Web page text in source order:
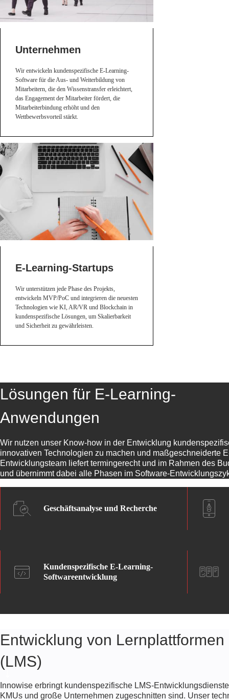
Unternehmen
Wir entwickeln kundenspezifische E-Learning-
Software für die Aus- und Weiterbildung von
Mitarbeitern, die den Wissenstransfer erleichtert,
das Engagement der Mitarbeiter fördert, die
Mitarbeiterbindung erhöht und den
Wettbewerbsvorteil stärkt.
E-Learning-Startups
Wir unterstützen jede Phase des Projekts,
entwickeln MVP/PoC und integrieren die neuesten
Technologien wie KI, AR/VR und Blockchain in
kundenspezifische Lösungen, um Skalierbarkeit
und Sicherheit zu gewährleisten.
Lösungen für E-Learning-
Anwendungen
Wir nutzen unser Know-how in der Entwicklung
innovativen Technologien zu machen und maßgeschneiderte
Entwicklungsteam liefert termingerecht und im Rahmen des
und übernimmt dabei alle Phasen im Software-
Geschäftsanalyse und Recherche
Kundenspezifische E-Learning-
Softwareentwicklung
Entwicklung von Lernplattformen
(LMS)
Innowise erbringt kundenspezifische LMS-
KMUs und große Unternehmen zugeschnitten sind. Unser